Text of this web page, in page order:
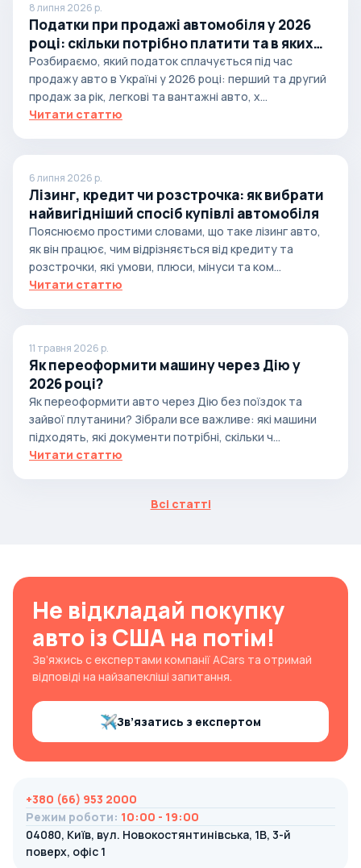
8 липня 2026 р.
Податки при продажі автомобіля у 2026
році: скільки потрібно платити та в яких
випадках
Розбираємо, який податок сплачується під час
продажу авто в Україні у 2026 році: перший та другий
продаж за рік, легкові та вантажні авто, х...
Читати статтю
6 липня 2026 р.
Лізинг, кредит чи розстрочка: як вибрати
найвигідніший спосіб купівлі автомобіля
Пояснюємо простими словами, що таке лізинг авто,
як він працює, чим відрізняється від кредиту та
розстрочки, які умови, плюси, мінуси та ком...
Читати статтю
11 травня 2026 р.
Як переоформити машину через Дію у
2026 році?
Як переоформити авто через Дію без поїздок та
зайвої плутанини? Зібрали все важливе: які машини
підходять, які документи потрібні, скільки ч...
Читати статтю
Всі статті
Не відкладай покупку
авто із США на потім!
Зв’яжись с експертами компанії ACars та отримай
відповіді на найзапекліші запитання.
Зв’язатись з експертом
+380 (66) 953 2000
Режим роботи: 10:00 - 19:00
04080, Київ, вул. Новокостянтинівська, 1В, 3-й
поверх, офіс 1